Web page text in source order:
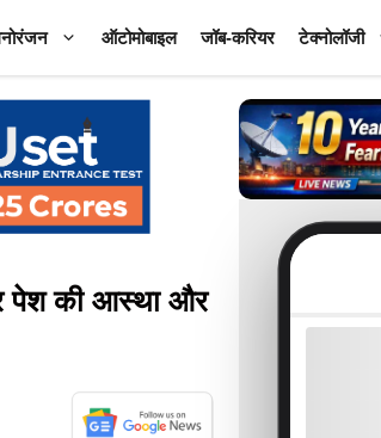
ऑटोमोबाइल जॉब-करियर टेक्नोलॉजी
पेश की आस्था और